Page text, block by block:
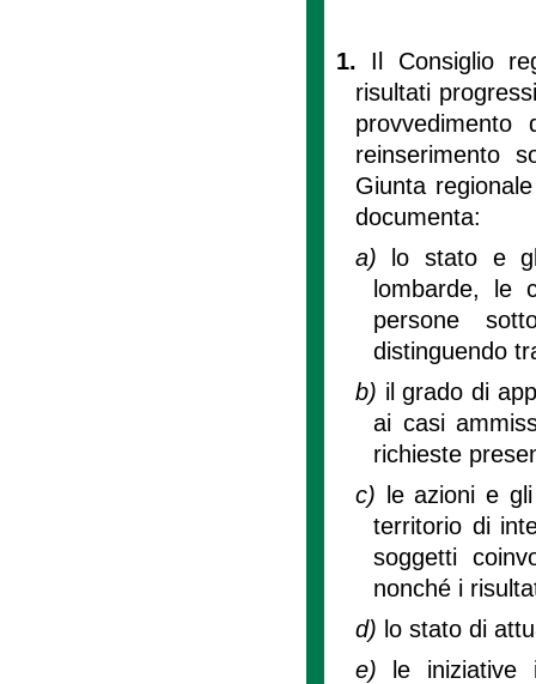
1. Il Consiglio
risultati
reinserimento
Giunta
documenta:
a)
lo stato e
lombarde, le
persone
distinguendo
b) il grado di
ai casi
richieste
c)
le azioni e
territorio di
soggetti
nonché i
d) lo stato di
e)
le iniziative